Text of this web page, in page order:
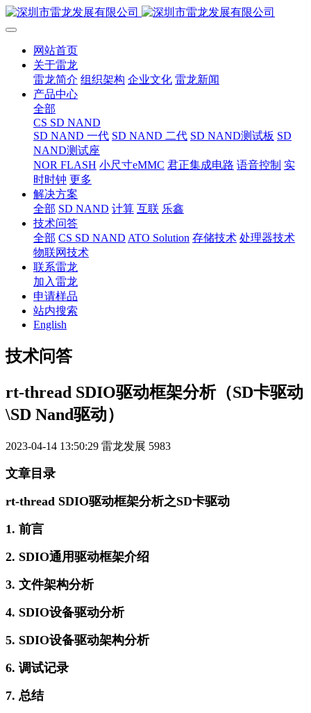
网站首页
关于雷龙
雷龙简介 组织架构 企业文化 雷龙新闻
产品中心
全部
CS SD NAND
SD NAND 一代 SD NAND 二代 SD NAND测试板 SD
NAND测试座
NOR FLASH 小尺寸eMMC 君正集成电路 语音控制 实
时时钟 更多
解决方案
全部 SD NAND 计算 互联 乐鑫
技术问答
全部 CS SD NAND ATO Solution 存储技术 处理器技术
物联网技术
联系雷龙
加入雷龙
申请样品
站内搜索
English
技术问答
rt-thread SDIO驱动框架分析（SD卡驱动
\SD Nand驱动）
2023-04-14 13:50:29 雷龙发展 5983
文章目录
rt-thread SDIO驱动框架分析之SD卡驱动
1. 前言
2. SDIO通用驱动框架介绍
3. 文件架构分析
4. SDIO设备驱动分析
5. SDIO设备驱动架构分析
6. 调试记录
7. 总结